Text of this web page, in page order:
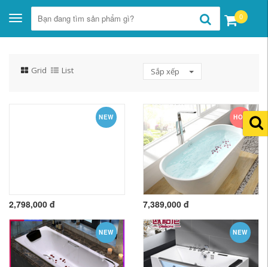
Toggle
navigation
0
Grid List Sắp xếp
NEW
2,798,000 đ
HOT
7,389,000 đ
NEW NEW